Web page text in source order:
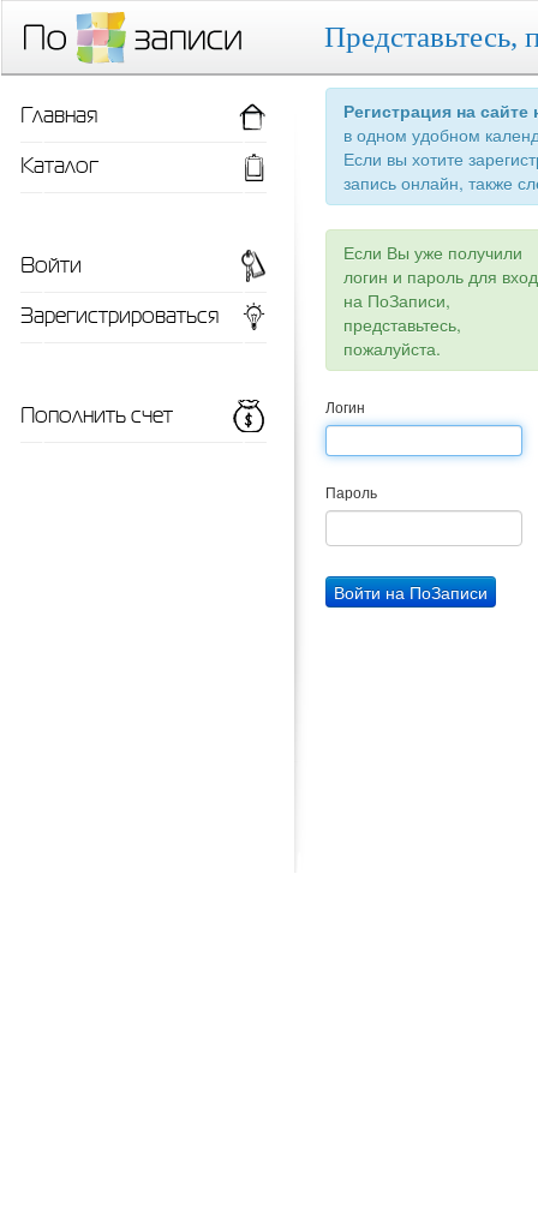
Представьтесь,
Регистрация на
в одном удобном
Если вы хотите
запись онлайн, также
Если Вы уже получили
логин и пароль для
на ПоЗаписи,
представьтесь,
пожалуйста.
Логин
Пароль
Главная
Каталог
Войти
Зарегистрироваться
Пополнить счет